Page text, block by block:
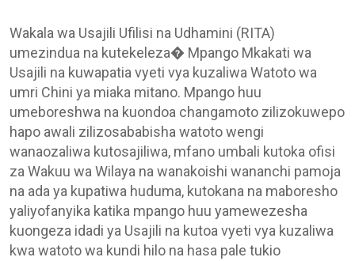
Wakala wa Usajili Ufilisi na Udhamini (RITA)
umezindua na kutekeleza� Mpango Mkakati wa
Usajili na kuwapatia vyeti vya kuzaliwa Watoto wa
umri Chini ya miaka mitano. Mpango huu
umeboreshwa na kuondoa changamoto zilizokuwepo
hapo awali zilizosababisha watoto wengi
wanaozaliwa kutosajiliwa, mfano umbali kutoka ofisi
za Wakuu wa Wilaya na wanakoishi wananchi pamoja
na ada ya kupatiwa huduma, kutokana na maboresho
yaliyofanyika katika mpango huu yamewezesha
kuongeza idadi ya Usajili na kutoa vyeti vya kuzaliwa
kwa watoto wa kundi hilo na hasa pale tukio